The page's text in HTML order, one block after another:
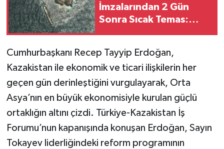
İmzalarından 2 Gün
Sonra Sıcak Temas:
Vurdu!
Cumhurbaşkanı Recep Tayyip Erdoğan,
Kazakistan ile ekonomik ve ticari ilişkilerin her
geçen gün derinleştiğini vurgulayarak, Orta
Asya’nın en büyük ekonomisiyle kurulan güçlü
ortaklığın altını çizdi. Türkiye-Kazakistan İş
Forumu’nun kapanışında konuşan Erdoğan, Sayın
Tokayev liderliğindeki reform programının